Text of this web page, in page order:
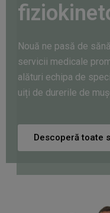
Nouă ne pasă de
servicii medicale
alături echipa de
uiți de durerile de
Descoperă toate